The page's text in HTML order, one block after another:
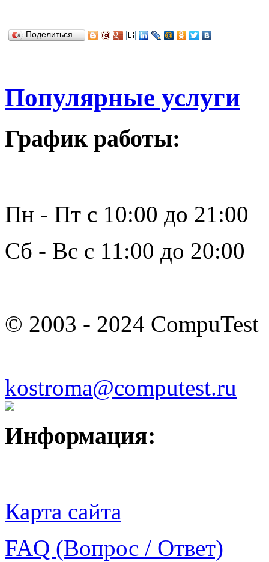
Поделиться…
Популярные услуги
График работы:
Пн - Пт с 10:00 до 21:00
Сб - Вс с 11:00 до 20:00
© 2003 - 2024 CompuTest
kostroma@computest.ru
Информация:
Карта сайта
FAQ (Вопрос / Ответ)